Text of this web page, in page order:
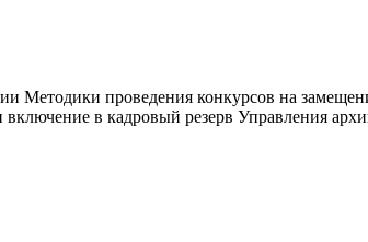
Методики проведения конкурсов на
в кадровый резерв Управления